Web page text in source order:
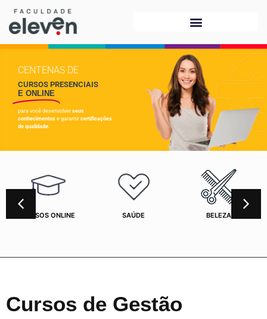
CENTENAS DE
CURSOS PRESENCIAIS
E ONLINE
para você desenvolver seus
conhecimentos e garantir certificações
de qualidade.
CURSOS ONLINE SAÚDE BELEZA
Cursos de Gestão